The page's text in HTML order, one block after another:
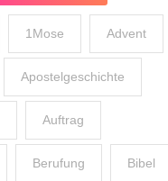
1Mose Advent
Apostelgeschichte
Auftrag
Berufung Bibel